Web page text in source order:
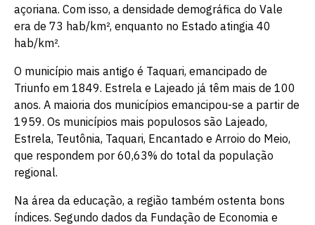
açoriana. Com isso, a densidade demográfica do Vale
era de 73 hab/km², enquanto no Estado atingia 40
hab/km².
O município mais antigo é Taquari, emancipado de
Triunfo em 1849. Estrela e Lajeado já têm mais de 100
anos. A maioria dos municípios emancipou-se a partir de
1959. Os municípios mais populosos são Lajeado,
Estrela, Teutônia, Taquari, Encantado e Arroio do Meio,
que respondem por 60,63% do total da população
regional.
Na área da educação, a região também ostenta bons
índices. Segundo dados da Fundação de Economia e